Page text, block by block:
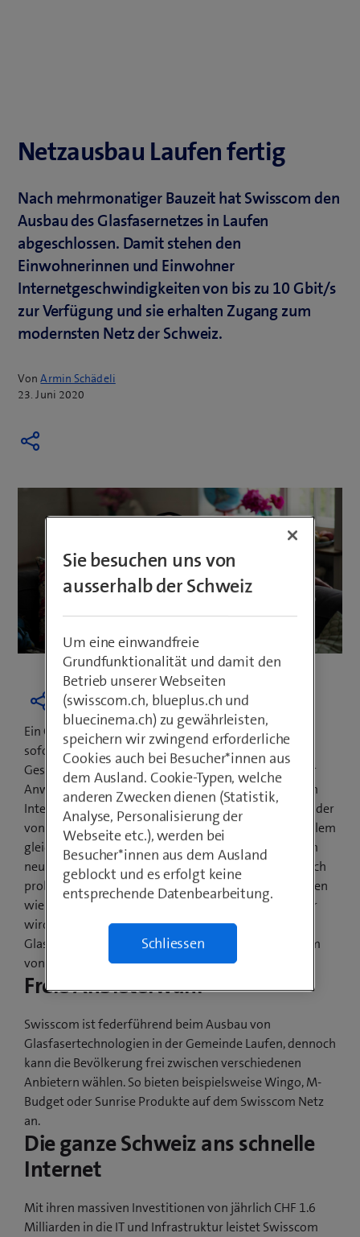
Netzausbau Laufen fertig
Nach mehrmonatiger Bauzeit hat Swisscom den
Ausbau des Glasfasernetzes in Laufen
abgeschlossen. Damit stehen den
Einwohnerinnen und Einwohner
Internetgeschwindigkeiten von bis zu 10 Gbit/s
zur Verfügung und sie erhalten Zugang zum
modernsten Netz der Schweiz.
VonArmin Schädeli
23. Juni 2020
Ein Grossteil der Bevölkerung von Laufen surft per
sofort auf ultraschnellem Internet mit
Geschwindigkeiten von bis zu 10 Gbit/s. Immer mehr
Anwendungen in Schweizer Haushalten sind mit dem
Internet verbunden: TV schauen, Videotelefonieren oder
von zu Hause aus im Firmennetzwerk arbeiten. Vor allem
gleichzeitige Nutzung beansprucht das Netz. Mit dem
neuen Internetspeed sind solche Anwendungen jedoch
problemlos und zeitgleich möglich. Besonders in Zeiten
wie jetzt, in denen das Homeoffice immer alltäglicher
wird, unterstützt Swisscom mit dem Ausbau des
Glasfasernetzes die Infrastruktur, welche nötig ist, um
von Zuhause aus zu arbeiten.
Freie Anbieterwahl
Swisscom ist federführend beim Ausbau von
Glasfasertechnologien in der Gemeinde Laufen, dennoch
kann die Bevölkerung frei zwischen verschiedenen
Anbietern wählen. So bieten beispielsweise Wingo, M-
Budget oder Sunrise Produkte auf dem Swisscom Netz
an.
Die ganze Schweiz ans schnelle
Internet
Mit ihren massiven Investitionen von jährlich CHF 1.6
Milliarden in die IT und Infrastruktur leistet Swisscom
Sie besuchen uns von
ausserhalb der Schweiz
Um eine einwandfreie
Grundfunktionalität und damit den
Betrieb unserer Webseiten
(swisscom.ch, blueplus.ch und
bluecinema.ch) zu gewährleisten,
speichern wir zwingend erforderliche
Cookies auch bei Besucher*innen aus
dem Ausland. Cookie-Typen, welche
anderen Zwecken dienen (Statistik,
Analyse, Personalisierung der
Webseite etc.), werden bei
Besucher*innen aus dem Ausland
geblockt und es erfolgt keine
entsprechende Datenbearbeitung.
Schliessen